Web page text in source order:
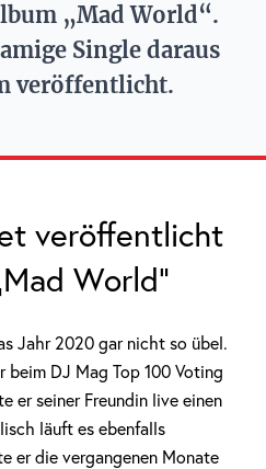
„Mad World“.
Single daraus
veröffentlicht.
veröffentlicht
World“
Jahr 2020 gar nicht so übel.
beim DJ Mag Top 100 Voting
er seiner Freundin live einen
läuft es ebenfalls
er die vergangenen Monate